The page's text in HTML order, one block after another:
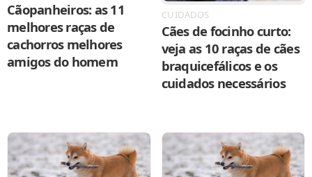
Cãopanheiros: as 11
melhores raças de
cachorros melhores
amigos do homem
CUIDADOS
Cães de focinho curto:
veja as 10 raças de cães
braquicefálicos e os
cuidados necessários